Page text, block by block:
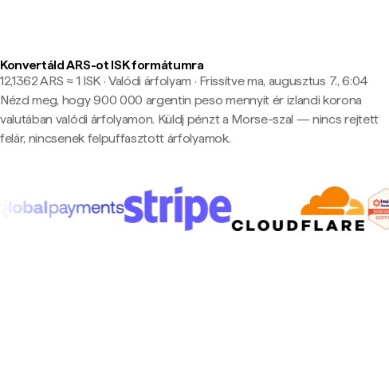
Konvertáld ARS-ot ISK formátumra
12,1362 ARS ≈ 1 ISK · Valódi árfolyam · Frissítve ma, augusztus 7., 6:04
Nézd meg, hogy 900 000 argentin peso mennyit ér izlandi korona
valutában valódi árfolyamon. Küldj pénzt a Morse-szal — nincs rejtett
felár, nincsenek felpuffasztott árfolyamok.